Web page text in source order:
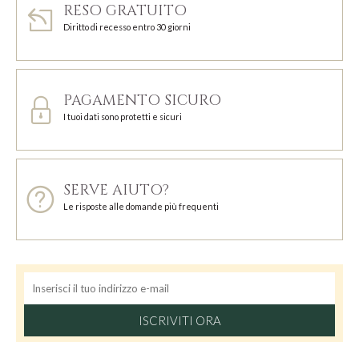
RESO GRATUITO
Diritto di recesso entro 30 giorni
PAGAMENTO SICURO
I tuoi dati sono protetti e sicuri
SERVE AIUTO?
Le risposte alle domande più frequenti
ISCRIVITI ORA